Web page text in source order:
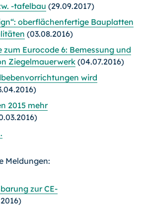
-tafelbau (29.09.2017)
oberflächenfertige Bauplatten
(03.08.2016)
zum Eurocode 6: Bemessung und
Ziegelmauerwerk (04.07.2016)
wird
2015 mehr
Meldungen:
zur CE-